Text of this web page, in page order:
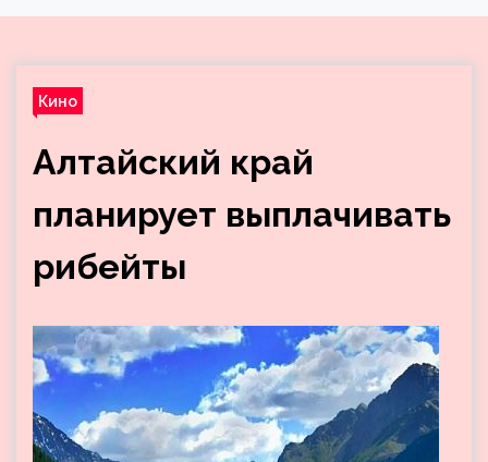
Кино
Алтайский край
планирует выплачивать
рибейты